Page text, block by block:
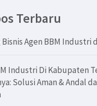
Terbaru
Agen BBM Industri
Industri Di Kabupaten
Solusi Aman & Andal